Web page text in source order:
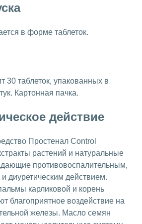
в форме таблеток.
30 таблеток, упакованных в
Картонная пачка.
действие
Простенал Control
растений и натуральные
противовоспалительным,
диуретическим действием.
карликовой и корень
благоприятное воздействие на
железы. Масло семян